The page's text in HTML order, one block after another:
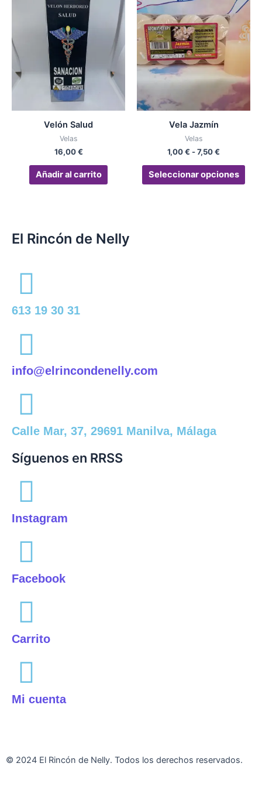
Velón Salud
Velas
16,00€
Añadir al carrito
Vela Jazmín
Velas
1,00€ -7,50€
de
precios:
desde
1,00 €
hasta
7,50 €
Seleccionar opciones
Este
Las
se
de
El Rincón de Nelly
613 19 30 31
info@elrincondenelly.com
Calle Mar, 37, 29691 Manilva, Málaga
Síguenos en RRSS
Instagram
Facebook
Carrito
Mi cuenta
© 2024 El Rincón de Nelly. Todos los derechos reservados.